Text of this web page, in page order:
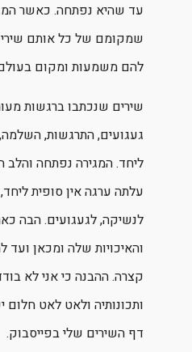
עד שהיא נפתחה. כאשר
שמקומם של כל אותם שירים
להם משמעות ומקום
שירים שנכתבו ברגשות
געגועים, התרגשות,
ליחד. המגירה נפתחה והלב
עלתה ערגה אין סופית
לנשיקה, לגעגועים. הבה
והאיכויות שלה ומכאן
קצרה. ההבנה כי אני לא
ותכונותיה ולאט לאט
דף השירים שלי בפייסבוק.